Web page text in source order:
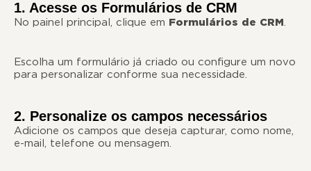
1. Acesse os Formulários de CRM
No painel principal, clique em Formulários de CRM.
Escolha um formulário já criado ou configure um novo
para personalizar conforme sua necessidade.
2. Personalize os campos necessários
Adicione os campos que deseja capturar, como nome,
e-mail, telefone ou mensagem.